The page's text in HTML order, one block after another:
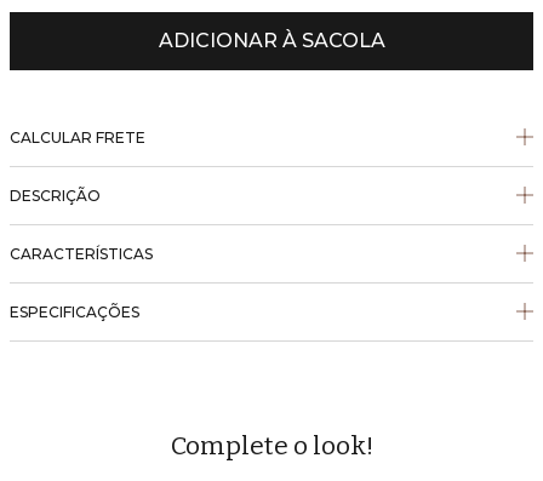
ADICIONAR À SACOLA
CALCULAR FRETE
DESCRIÇÃO
CARACTERÍSTICAS
ESPECIFICAÇÕES
Complete o look!